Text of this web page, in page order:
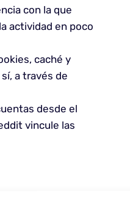
con la que
actividad en poco
caché y
a través de
desde el
vincule las